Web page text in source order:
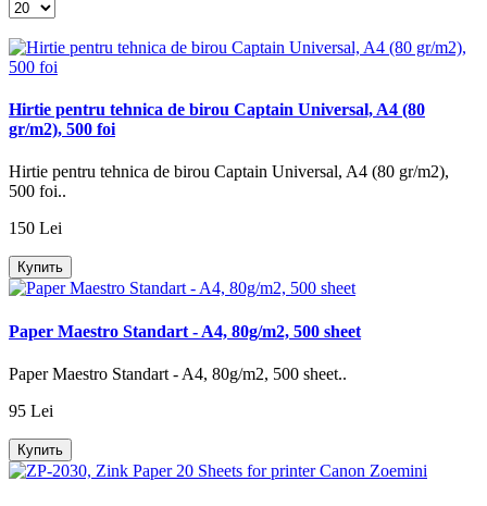
Hirtie pentru tehnica de birou Captain Universal, A4 (80
gr/m2), 500 foi
Hirtie pentru tehnica de birou Captain Universal, A4 (80 gr/m2),
500 foi..
150 Lei
Купить
Paper Maestro Standart - A4, 80g/m2, 500 sheet
Paper Maestro Standart - A4, 80g/m2, 500 sheet..
95 Lei
Купить